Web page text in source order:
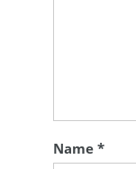
Name*